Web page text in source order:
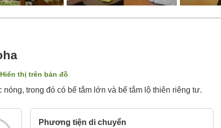
Hiển thị trên bản đồ
trong đó có bể tắm lớn và bể tắm lộ thiên riêng tư.
Phương tiện di chuyển